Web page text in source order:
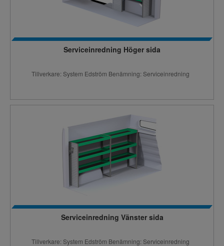
Serviceinredning Höger sida
Tillverkare: System Edström Benämning: Serviceinredning
Serviceinredning Vänster sida
Tillverkare: System Edström Benämning: Serviceinredning